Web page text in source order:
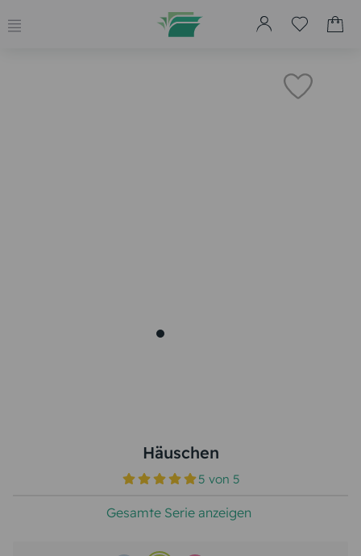
Häuschen
5 von 5
Gesamte Serie anzeigen